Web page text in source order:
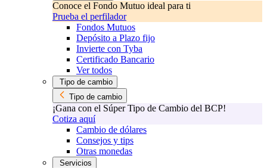
Conoce el Fondo Mutuo ideal para ti
Prueba el perfilador
Fondos Mutuos
Depósito a Plazo fijo
Invierte con Tyba
Certificado Bancario
Ver todos
Tipo de cambio
Tipo de cambio
¡Gana con el Súper Tipo de Cambio del BCP!
Cotiza aquí
Cambio de dólares
Consejos y tips
Otras monedas
Servicios